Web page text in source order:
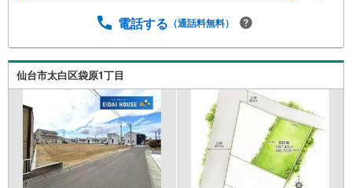
ォーム】など住宅に関する様々なご質問はもちろん、ご購
ご説明させて頂きます。各店舗ではキッズスペースも完
備！お子様連れのご家族様で是非お越しください。営業時
間:10:00～18:00（定休日火・水曜日※店舗により変動あ
り）現地のご案内も可能ですので、どうぞお気軽にお問い
合わせください！
電話する （通話料無料）
仙台市太白区袋原1丁目